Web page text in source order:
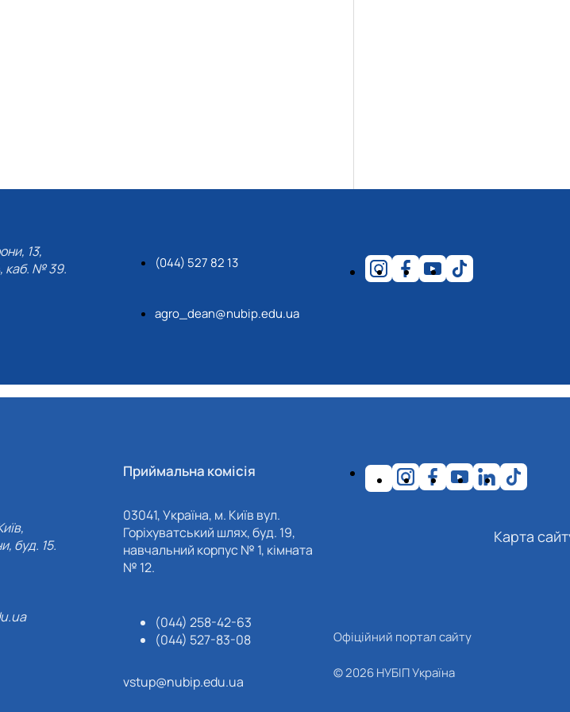
13,
каб. № 39.
(044) 527 82 13
agro_dean@nubip.edu.ua
буд. 15.
Приймальна комісія
03041, Україна, м. Київ вул.
Горіхуватський шлях, буд. 19,
навчальний корпус № 1, кімната
№ 12.
(044) 258-42-63
(044) 527-83-08
vstup@nubip.edu.ua
Карта
Офіційний портал сайту
© 2026 НУБІП Україна